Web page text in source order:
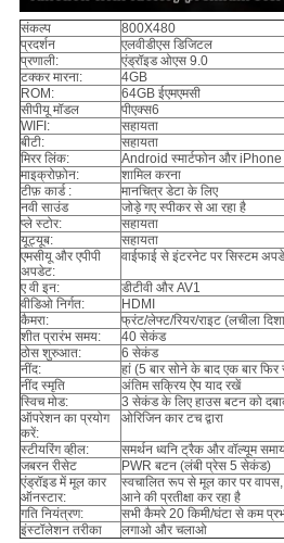
संकल्प
800X480
प्रदर्शन
एलवीडीएस डिजिटल
प्रणाली:
एंड्रॉइड ओएस 9.0
टक्कर मारना:
4GB
ROM:
64GB ईएमएमसी
सीपीयू मॉडल
पीएक्स6
WIFI:
सहायता
बीटी:
सहायता
मिरर लिंक:
Android स्मार्टफोन और
माइक्रोफ़ोन:
शामिल करना
टीफ़ कार्ड :
मानचित्र डेटा के लिए
नवी साउंड
जोड़े गए स्पीकर से आ रहा है
प्ले स्टोर:
सहायता
यूट्यूब:
सहायता
एमसीयू और एपीपी
अपडेट:
वाईफाई से इंटरनेट पर सिस्टम
ए वी इन:
डीटीवी और AV1
वीडिओ निर्गत:
HDMI
कैमरा:
फ्रंट/लेफ्ट/रियर/राइट (लचीला
शीत प्रारंभ समय:
40 सेकंड
ठोस शुरुआत:
6 सेकंड
नींद:
हां (5 बार सोने के बाद एक बार
नींद स्मृति
अंतिम सक्रिय ऐप याद रखें
स्विच मोड:
3 सेकंड के लिए हाउस बटन को
ऑपरेशन का प्रयोग
करें:
ओरिजिन कार टच द्वारा
स्टीयरिंग व्हील:
समर्थन ध्वनि ट्रैक और वॉल्यूम
जबरन रीसेट
PWR बटन (लंबी प्रेस 5 सेकंड)
एंड्रॉइड में मूल कार
ऑनस्टार:
स्वचालित रूप से मूल कार पर
आने की प्रतीक्षा कर रहा है
गति नियंत्रण:
सभी कैमरे 20 किमी/घंटा से कम
इंस्टॉलेशन तरीका
लगाओ और चलाओ